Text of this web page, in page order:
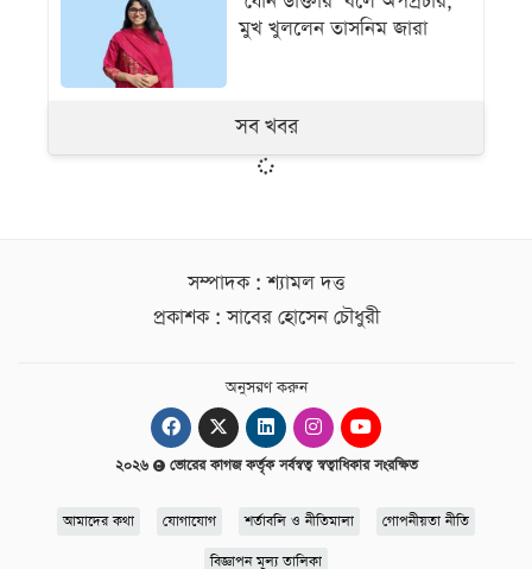
মুখ খুললেন তাসনিম জারা
সব খবর
সম্পাদক : শ্যামল দত্ত
প্রকাশক : সাবের হোসেন চৌধুরী
অনুসরণ করুন
২০২৬ ভোরের কাগজ কর্তৃক সর্বস্বত্ব স্বত্বাধিকার সংরক্ষিত
আমাদের কথা যোগাযোগ শর্তাবলি ও নীতিমালা গোপনীয়তা নীতি
বিজ্ঞাপন মূল্য তালিকা